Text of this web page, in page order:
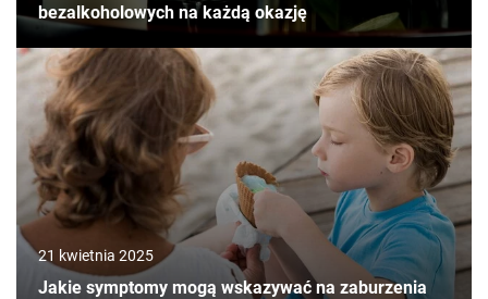
bezalkoholowych na każdą okazję
21 kwietnia 2025
Jakie symptomy mogą wskazywać na zaburzenia